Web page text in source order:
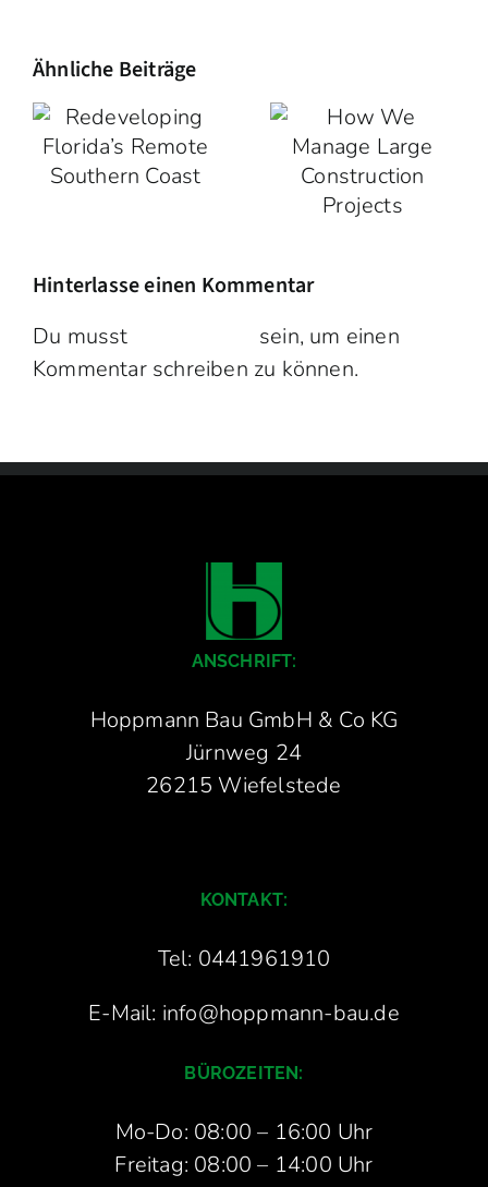
Ähnliche Beiträge
How We
Manage
Large
Hinterlasse einen Kommentar
Du musst
sein, um einen
Kommentar schreiben zu können.
ANSCHRIFT:
Hoppmann Bau GmbH & Co KG
Jürnweg 24
26215 Wiefelstede
KONTAKT:
Tel: 0441961910
E-Mail: info@hoppmann-bau.de
BÜROZEITEN:
Mo-Do: 08:00 – 16:00 Uhr
Freitag: 08:00 – 14:00 Uhr